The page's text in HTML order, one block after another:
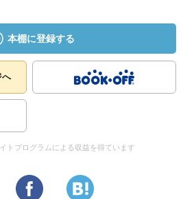
本棚に登録する
へ
トプログラムによる収益を得ています